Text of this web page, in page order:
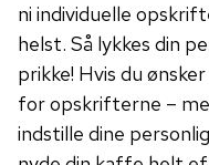
ni individuelle
helst. Så lykkes din
prikke! Hvis du
for opskrifterne –
indstille dine